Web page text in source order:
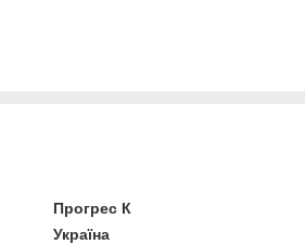
Прогрес К
Україна